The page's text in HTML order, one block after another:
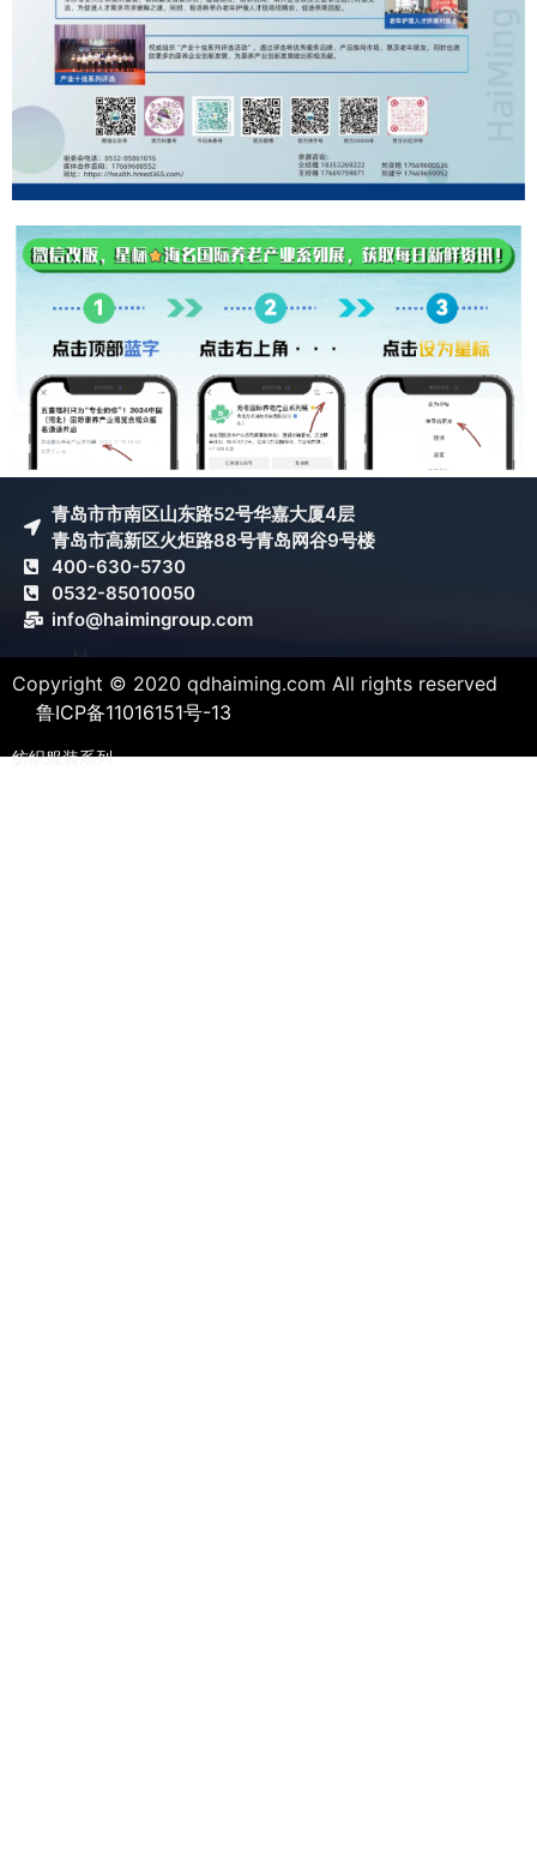
青岛市市南区山东路52号华嘉大厦4层
青岛市高新区火炬路88号青岛网谷9号楼
400-630-5730
0532-85010050
info@haimingroup.com
Copyright © 2020 qdhaiming.com All rights reserved
鲁ICP备11016151号-13
纺织服装系列